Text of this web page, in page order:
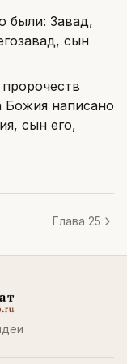
были: Завад,
сын
Божия написано
сын его,
Глава 25